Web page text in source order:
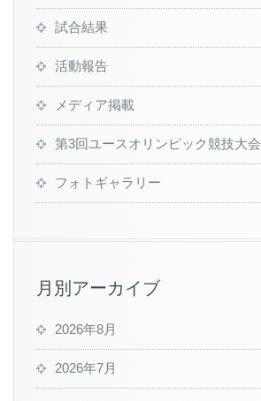
試合結果
活動報告
メディア掲載
第3回ユースオリンピック競技大会
フォトギャラリー
月別アーカイブ
2026年8月
2026年7月